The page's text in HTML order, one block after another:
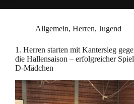
Allgemein, Herren, Jugend
1. Herren starten mit Kantersieg
die Hallensaison – erfolgreicher
D-Mädchen